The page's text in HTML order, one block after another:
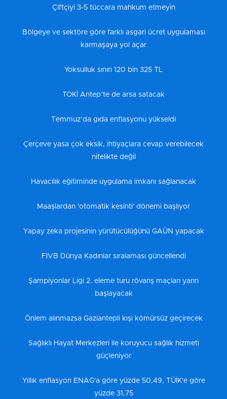
Çiftçiyi 3-5 tüccara mahkum etmeyin
Bölgeye ve sektöre göre farklı asgari ücret uygulaması
karmaşaya yol açar
Yoksulluk sınırı 120 bin 325 TL
TOKİ Antep’te de arsa satacak
Temmuz’da gıda enflasyonu yükseldi
Çerçeve yasa çok eksik, ihtiyaçlara cevap verebilecek
nitelikte değil
Havacılık eğitiminde uygulama imkanı sağlanacak
Maaşlardan 'otomatik kesinti' dönemi başlıyor
Yapay zeka projesinin yürütücülüğünü GAÜN yapacak
FIVB Dünya Kadınlar sıralaması güncellendi
Şampiyonlar Ligi 2. eleme turu rövanş maçları yarın
başlayacak
Önlem alınmazsa Gaziantepli kışı kömürsüz geçirecek
Sağlıklı Hayat Merkezleri ile koruyucu sağlık hizmeti
güçleniyor
Yıllık enflasyon ENAG'a göre yüzde 50,49, TÜİK'e göre
yüzde 31,75